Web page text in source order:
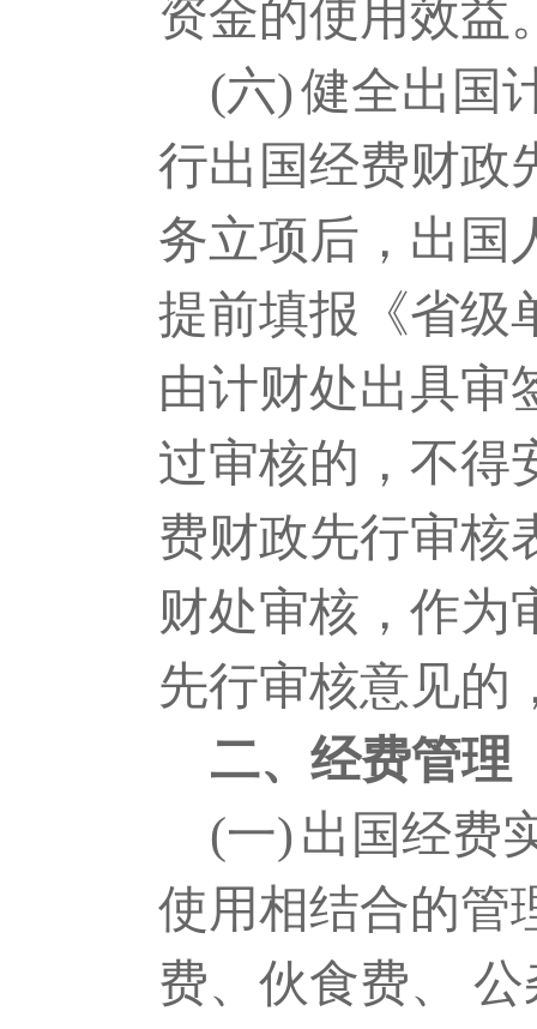
资金的使用效益
(六)健全出国
行出国经费财政
务立项后，出国
提前填报《省级
由计财处出具审
过审核的，不得
费财政先行审核
财处审核，作为
先行审核意见的
二、经费管理
(一) 出国经费
使用相结合的管
费、伙食费、